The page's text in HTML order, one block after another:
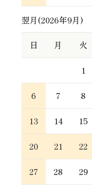
翌月(2026年9月)
日 月 火
1
6 7 8
13 14 15
20 21 22
27 28 29